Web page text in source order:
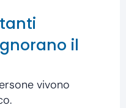
il
vivono